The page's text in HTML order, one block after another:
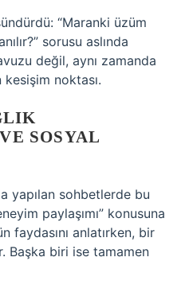
“Maranki üzüm
sorusu aslında
değil, aynı zamanda
noktası.
SOSYAL
yapılan sohbetlerde bu
paylaşımı” konusuna
faydasını anlatırken, bir
Başka biri ise tamamen